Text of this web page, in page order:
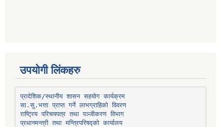
उपयोगी लिंकहरु
प्रादेशिक/स्थानीय शासन सहयोग कार्यक्रम
सा.सु.भत्ता प्राप्त गर्ने लाभग्राहिको विवरण
राष्ट्रिय परिचयपत्र तथा पञ्‍जीकरण विभाग
प्रधानमन्त्री तथा मन्त्रिपरिषद्को कार्यालय